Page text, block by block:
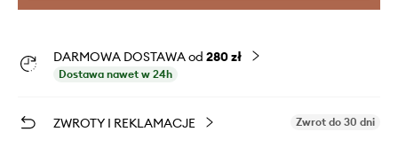
DARMOWA DOSTAWA od 280 zł
Dostawa nawet w 24h
ZWROTY I REKLAMACJE Zwrot do 30 dni